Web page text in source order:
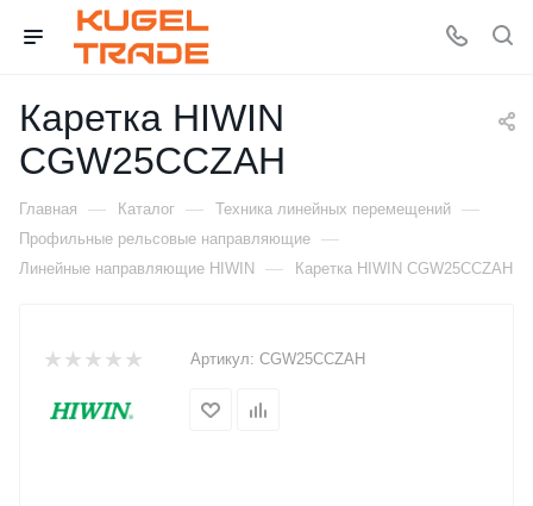
Каретка HIWIN
CGW25CCZAH
Главная — Каталог — Техника линейных перемещений —
Профильные рельсовые направляющие —
Линейные направляющие HIWIN — Каретка HIWIN CGW25CCZAH
Артикул: CGW25CCZAH